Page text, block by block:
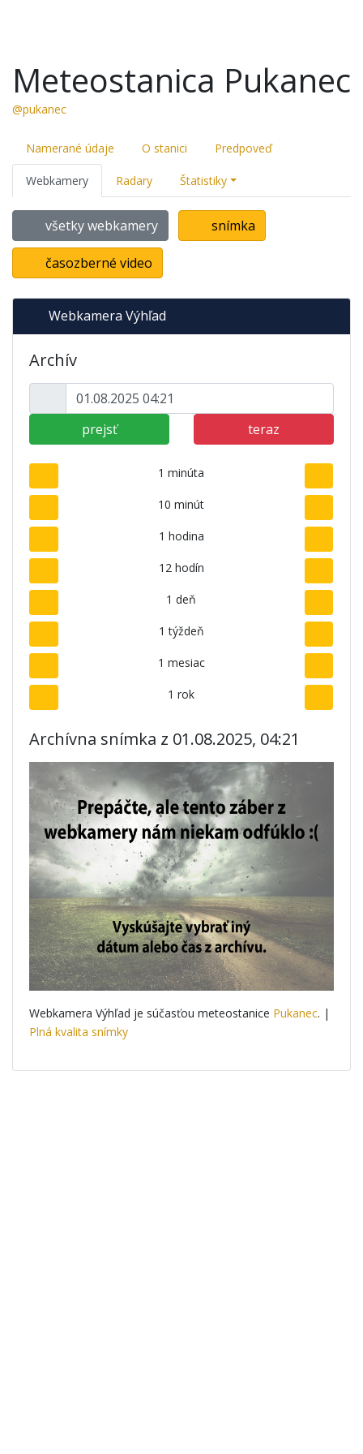
Meteostanica Pukanec
@pukanec
Namerané údaje O stanici Predpoveď
Webkamery Radary Štatistiky
všetky webkamery snímka
časozberné video
Webkamera Výhľad
Archív
prejsť teraz
1 minúta
10 minút
1 hodina
12 hodín
1 deň
1 týždeň
1 mesiac
1 rok
Archívna snímka z 01.08.2025, 04:21
Webkamera Výhľad je súčasťou meteostanice Pukanec. |
Plná kvalita snímky